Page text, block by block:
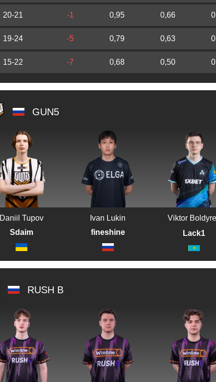
20-21 -1 0,95 0,66
19-24 -5 0,79 0,63
15-22 -7 0,68 0,50
GUN5
Daniil Tupov
Sdaim
Ivan Lukin
fineshine
Viktor
Lack1
RUSH B